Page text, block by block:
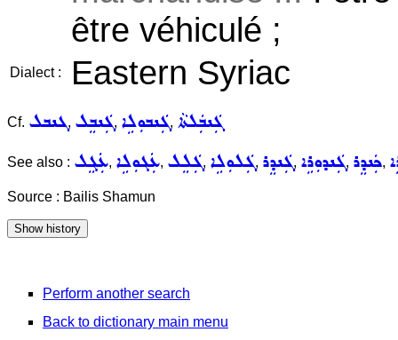
être véhiculé ;
Dialect : Eastern Syriac
Cf. ܓܢܒܠ, ܓܲܢܒܸܠ, ܓܲܢܒܘܼܠܹܐ, ܓܲܢܒܲܠܬܵܐ
See also : ܥܲܓܸܠ, ܥܲܓܘܼܠܹܐ, ܓܲܠܸܠ, ܓܲܠܘܼܠܹܐ, ܓܲܢܕܸܪ, ܓܲܢܕܘܼܪܹܐ, ܟܲܢܕܸܪ,
Source : Bailis Shamun
Perform another search
Back to dictionary main menu